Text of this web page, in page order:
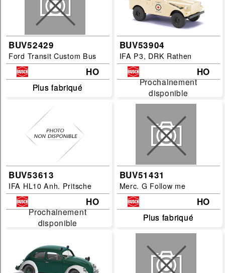
BUV52429
Ford Transit Custom Bus
HO
Plus fabriqué
Plus fabriqué
BUV53904
IFA P3, DRK Rathen
HO
Prochainement
disponible
Prochainement
disponible
BUV53613
IFA HL10 Anh. Pritsche
HO
Prochainement
disponible
Prochainement
disponible
BUV51431
Merc. G Follow me
HO
Plus fabriqué
Plus fabriqué